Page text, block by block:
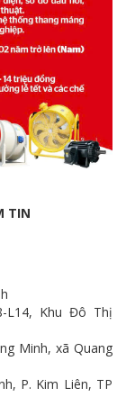
TIN
L14, Khu Đô Thị
Minh, xã Quang
P. Kim Liên, TP